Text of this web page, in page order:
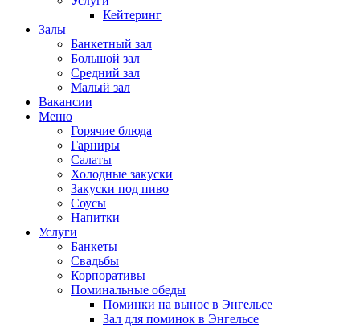
Кейтеринг
Залы
Банкетный зал
Большой зал
Средний зал
Малый зал
Вакансии
Меню
Горячие блюда
Гарниры
Салаты
Холодные закуски
Закуски под пиво
Соусы
Напитки
Услуги
Банкеты
Свадьбы
Корпоративы
Поминальные обеды
Поминки на вынос в Энгельсе
Зал для поминок в Энгельсе